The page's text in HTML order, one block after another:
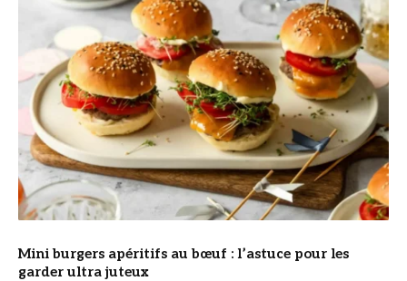
Mini burgers apéritifs au bœuf : l’astuce pour les
garder ultra juteux